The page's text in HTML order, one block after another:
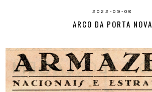
2022-09-08
ARCO DA PORTA NOVA